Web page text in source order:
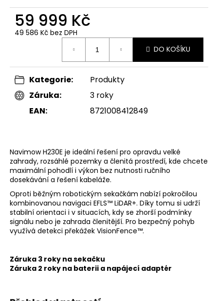
59 999 Kč
49 586 Kč bez DPH
DO KOŠÍKU
Kategorie:
Produkty
Záruka:
3 roky
EAN: 8721008412849
Navimow H230E je ideální řešení pro opravdu velké
zahrady, rozsáhlé pozemky a členitá prostředí, kde chcete
maximální pohodlí i výkon bez nutnosti ručního
dosekávání a řešení kabeláže.
Oproti běžným robotickým sekačkám nabízí pokročilou
kombinovanou navigaci EFLS™ LiDAR+. Díky tomu si udrží
stabilní orientaci i v situacích, kdy se zhorší podmínky
signálu nebo je zahrada členitější. Pro bezpečný pohyb
využívá detekci překážek VisionFence™.
Záruka 3 roky na sekačku
Záruka 2 roky na baterii a napájecí adaptér